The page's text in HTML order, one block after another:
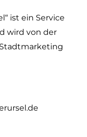
ist ein Service
wird von der